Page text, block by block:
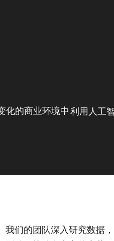
化的商业环境中利用人工
我们的团队深入研究数据